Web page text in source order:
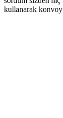
kullanarak